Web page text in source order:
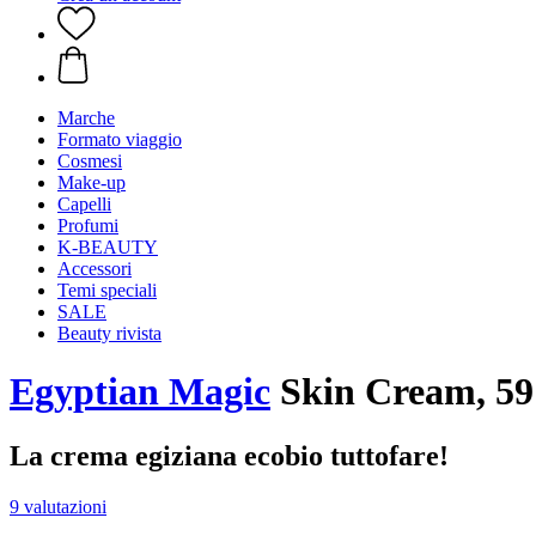
Marche
Formato viaggio
Cosmesi
Make-up
Capelli
Profumi
K-BEAUTY
Accessori
Temi speciali
SALE
Beauty rivista
Egyptian Magic Skin Cream,
La crema egiziana ecobio tuttofare!
9 valutazioni